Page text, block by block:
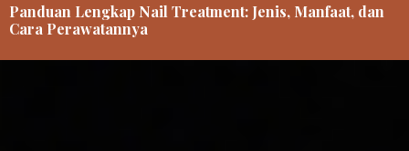
Panduan Lengkap Nail Treatment: Jenis, Manfaat, dan
Cara Perawatannya